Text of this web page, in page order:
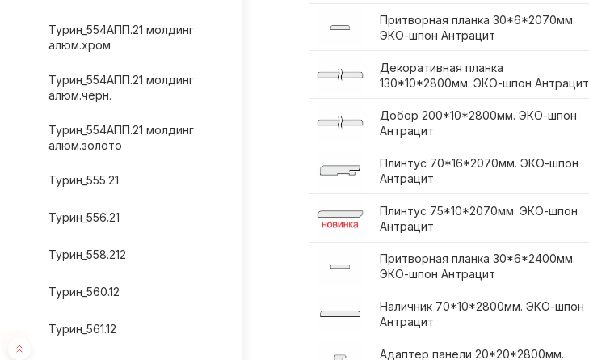
Турин_554АПП.21 молдинг
алюм.хром
Турин_554АПП.21 молдинг
алюм.чёрн.
Турин_554АПП.21 молдинг
алюм.золото
Турин_555.21
Турин_556.21
Турин_558.212
Турин_560.12
Турин_561.12
Притворная планка 30*6*2070мм.
ЭКО-шпон Антрацит
Декоративная планка
130*10*2800мм. ЭКО-шпон Антрацит
Добор 200*10*2800мм. ЭКО-шпон
Антрацит
Плинтус 70*16*2070мм. ЭКО-шпон
Антрацит
Плинтус 75*10*2070мм. ЭКО-шпон
Антрацит
Притворная планка 30*6*2400мм.
ЭКО-шпон Антрацит
Наличник 70*10*2800мм. ЭКО-шпон
Антрацит
Адаптер панели 20*20*2800мм.